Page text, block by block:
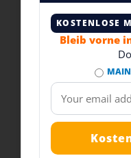
KOSTENLOSE
Bleib vorne